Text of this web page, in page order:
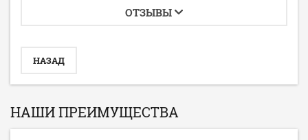
ОТЗЫВЫ
НАЗАД
НАШИ ПРЕИМУЩЕСТВА